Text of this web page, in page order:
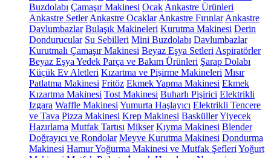
Buzdolabı Çamaşır Makinesi Ocak Ankastre Ürünleri
Ankastre Setler Ankastre Ocaklar Ankastre Fırınlar Ankastre
Davlumbazlar Bulaşık Makineleri Kurutma Makinesi Derin
Dondurucular Su Sebilleri Mini Buzdolabı Davlumbazlar
Kurutmalı Çamaşır Makinesi Beyaz Eşya Setleri Aspiratörler
Beyaz Eşya Yedek Parça ve Bakım Ürünleri Şarap Dolabı
Küçük Ev Aletleri Kızartma ve Pişirme Makineleri Mısır
Patlatma Makinesi Fritöz Ekmek Yapma Makinesi Ekmek
Kızartma Makinesi Tost Makinesi Buharlı Pişirici Elektrikli
Izgara Waffle Makinesi Yumurta Haşlayıcı Elektrikli Tencere
ve Tava Pizza Makinesi Krep Makinesi BasküllerYiyecek
Hazırlama Mutfak Tartısı Mikser Kıyma Makinesi Blender
Doğrayıcı ve Rondolar Meyve Kurutma Makinesi Dondurma
Makinesi Hamur Yoğurma Makinesi ve Mutfak Şefleri Yoğurt